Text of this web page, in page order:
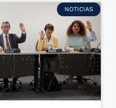
NOTICIAS